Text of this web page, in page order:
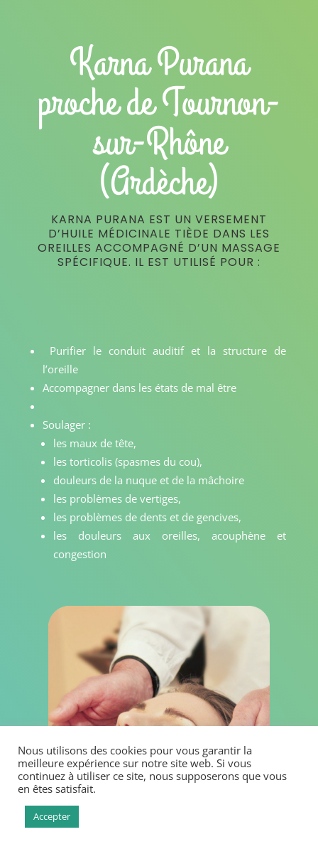
Karna Purana
proche de Tournon-
sur-Rhône
(Ardèche)
KARNA PURANA EST UN VERSEMENT
D’HUILE MÉDICINALE TIÈDE DANS LES
OREILLES ACCOMPAGNÉ D’UN MASSAGE
SPÉCIFIQUE. IL EST UTILISÉ POUR :
Purifier le conduit auditif et la structure de
l’oreille
Accompagner dans les états de mal être
Soulager :
les maux de tête,
les torticolis (spasmes du cou),
douleurs de la nuque et de la mâchoire
les problèmes de vertiges,
les problèmes de dents et de gencives,
les douleurs aux oreilles, acouphène et
congestion
Nous utilisons des cookies pour vous garantir la
meilleure expérience sur notre site web. Si vous
continuez à utiliser ce site, nous supposerons que vous
en êtes satisfait.
Accepter